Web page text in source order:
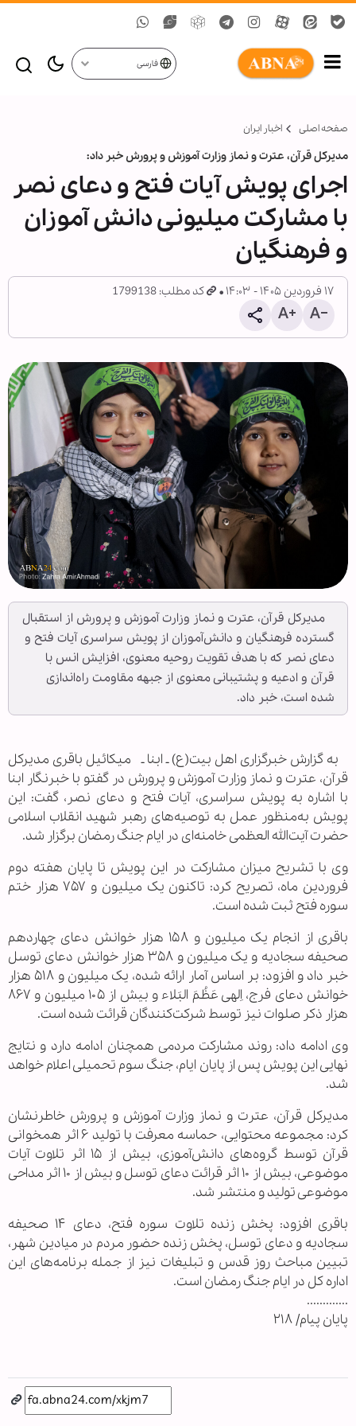
فارسی
صفحه اصلی اخبار ایران
مدیرکل قرآن، عترت و نماز وزارت آموزش و پرورش خبر داد:
اجرای پویش آیات فتح و دعای نصر
با مشارکت میلیونی دانش آموزان
و فرهنگیان
۱۷ فروردین ۱۴۰۵ - ۱۴:۰۳ کد مطلب: 1799138
مدیرکل قرآن، عترت و نماز وزارت آموزش و پرورش از استقبال
گسترده فرهنگیان و دانش‌آموزان از پویش سراسری آیات فتح و
دعای نصر که با هدف تقویت روحیه معنوی، افزایش انس با
قرآن و ادعیه و پشتیبانی معنوی از جبهه مقاومت راه‌اندازی
شده است، خبر داد.
به گزارش خبرگزاری اهل بیت(ع) ـ ابنا ـ میکائیل باقری مدیرکل
قرآن، عترت و نماز وزارت آموزش و پرورش در گفتو با خبرنگار ابنا
با اشاره به پویش سراسری، آیات فتح و دعای نصر، گفت: این
پویش به‌منظور عمل به توصیه‌های رهبر شهید انقلاب اسلامی
حضرت آیت‌الله العظمی خامنه‌ای در ایام جنگ رمضان برگزار شد.
وی با تشریح میزان مشارکت در این پویش تا پایان هفته دوم
فروردین ماه، تصریح کرد: تاکنون یک میلیون و ۷۵۷ هزار ختم
سوره فتح ثبت شده است.
باقری از انجام یک میلیون و ۱۵۸ هزار خوانش دعای چهاردهم
صحیفه سجادیه و یک میلیون و ۳۵۸ هزار خوانش دعای توسل
خبر داد و افزود: بر اساس آمار ارائه شده، یک میلیون و ۵۱۸ هزار
خوانش دعای فرج، اِلهی عَظُمَ البَلاء و بیش از ۱۰۵ میلیون و ۸۶۷
هزار ذکر صلوات نیز توسط شرکت‌کنندگان قرائت شده است.
وی ادامه داد: روند مشارکت مردمی همچنان ادامه دارد و نتایج
نهایی این پویش پس از پایان ایام، جنگ سوم تحمیلی اعلام خواهد
شد.
مدیرکل قرآن، عترت و نماز وزارت آموزش و پرورش خاطرنشان
کرد: مجموعه محتوایی، حماسه معرفت با تولید ۶ اثر همخوانی
قرآن توسط گروه‌های دانش‌آموزی، بیش از ۱۵ اثر تلاوت آیات
موضوعی، بیش از ۱۰ اثر قرائت دعای توسل و بیش از ۱۰ اثر مداحی
موضوعی تولید و منتشر شد.
باقری افزود: پخش زنده تلاوت سوره فتح، دعای ۱۴ صحیفه
سجادیه و دعای توسل، پخش زنده حضور مردم در میادین شهر،
تبیین مباحث روز قدس و تبلیغات نیز از جمله برنامه‌های این
اداره کل در ایام جنگ رمضان است.
.............
پایان پیام/ ۲۱۸